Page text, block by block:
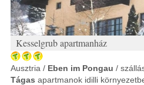
Kesselgrub apartmanház
Ausztria / Eben im Pongau /
Tágas apartmanok idilli